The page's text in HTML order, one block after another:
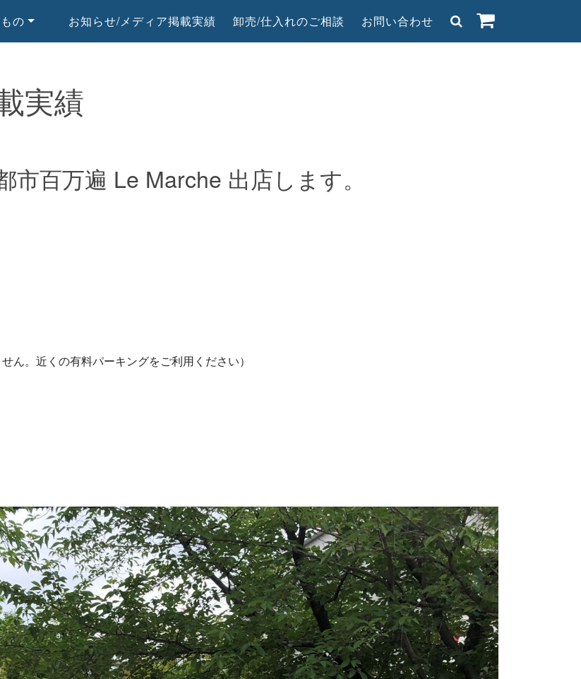
の お知らせ/メディア掲載実績 卸売/仕入れのご相談 お問い合わせ
実績
市百万遍 Le Marche 出店します。
せん。近くの有料パーキングをご利用ください）